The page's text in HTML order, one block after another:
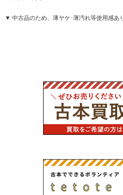
▼ 中古品のため、薄ヤケ･薄汚れ等使用感あ